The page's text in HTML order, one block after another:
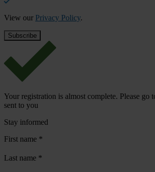
View our Privacy Policy.
Your registration is almost complete. Please
sent to you
Stay informed
First name *
Last name *